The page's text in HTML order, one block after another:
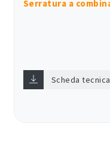
Serratura a
Scheda tecnica